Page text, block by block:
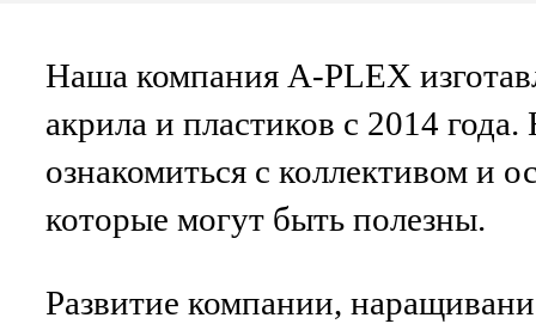
Наша компания A-PLEX
акрила и пластиков с 2014
ознакомиться с коллективом и
которые могут быть полезны.
Развитие компании,